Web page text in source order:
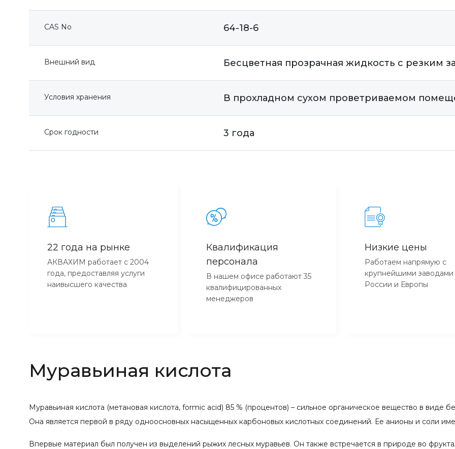
CAS No 64-18-6
Внешний вид Бесцветная прозрачная жидкость с резким
Условия хранения В прохладном сухом проветриваемом
Срок годности 3 года
22 года на рынке
АКВАХИМ работает с 2004
года, предоставляя услуги
наивысшего качества
Квалификация
персонала
В нашем офисе работают 35
квалифицированных
менеджеров
Низкие цены
Работаем напрямую с
крупнейшими заводами
России и Европы
Муравьиная кислота
Муравьиная кислота (метановая кислота, formic acid) 85 % (процентов) – сильное органическое вещество в виде
Она является первой в ряду одноосновных насыщенных карбоновых кислотных соединений. Ее анионы и соли
Впервые материал был получен из выделений рыжих лесных муравьев. Он также встречается в природе во